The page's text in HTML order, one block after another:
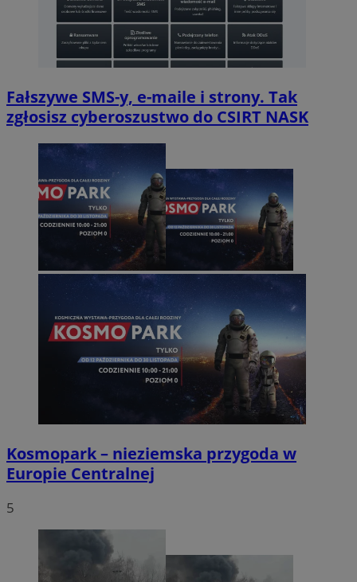
Fałszywe SMS-y, e-maile i strony. Tak
zgłosisz cyberoszustwo do CSIRT NASK
Kosmopark – nieziemska przygoda w
Europie Centralnej
5